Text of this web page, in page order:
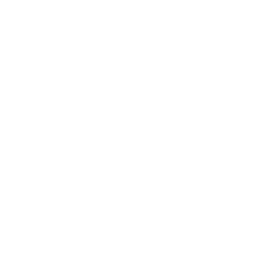
Sono
sviluppare
I progetti
si applica
I territori in
Le attività
formazione
comprovata